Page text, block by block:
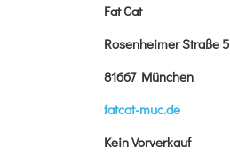
Fat Cat
Rosenheimer Straße 5
81667 München
fatcat-muc.de
Kein Vorverkauf